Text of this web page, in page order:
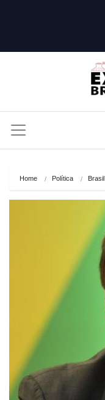
Home Política Brasil